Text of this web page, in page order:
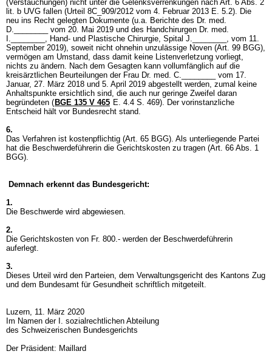
(Verstauchungen) nicht unter die Gelenksverrenkungen nach Art. 6 Abs. 2
lit. b UVG fallen (Urteil 8C_909/2012 vom 4. Februar 2013 E. 5.2). Die
neu ins Recht gelegten Dokumente (u.a. Berichte des Dr. med.
D.________ vom 20. Mai 2019 und des Handchirurgen Dr. med.
I.________, Hand- und Plastische Chirurgie, Spital J.________, vom 11.
September 2019), soweit nicht ohnehin unzulässige Noven (Art. 99 BGG),
vermögen am Umstand, dass damit keine Listenverletzung vorliegt,
nichts zu ändern. Nach dem Gesagten kann vollumfänglich auf die
kreisärztlichen Beurteilungen der Frau Dr. med. C.________ vom 17.
Januar, 27. März 2018 und 5. April 2019 abgestellt werden, zumal keine
Anhaltspunkte ersichtlich sind, die auch nur geringe Zweifel daran
begründeten ( BGE 135 V 465 E. 4.4 S. 469). Der vorinstanzliche
Entscheid hält vor Bundesrecht stand.
6.
Das Verfahren ist kostenpflichtig (Art. 65 BGG). Als unterliegende Partei
hat die Beschwerdeführerin die Gerichtskosten zu tragen (Art. 66 Abs. 1
BGG).
Demnach erkennt das Bundesgericht:
1.
Die Beschwerde wird abgewiesen.
2.
Die Gerichtskosten von Fr. 800.- werden der Beschwerdeführerin
auferlegt.
3.
Dieses Urteil wird den Parteien, dem Verwaltungsgericht des Kantons Zug
und dem Bundesamt für Gesundheit schriftlich mitgeteilt.
Luzern, 11. März 2020
Im Namen der I. sozialrechtlichen Abteilung
des Schweizerischen Bundesgerichts
Der Präsident: Maillard